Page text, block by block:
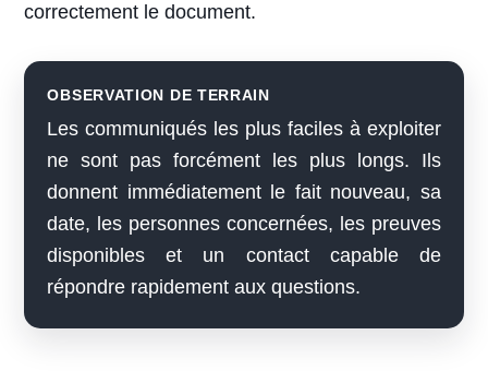
correctement le document.
OBSERVATION DE TERRAIN
Les communiqués les plus faciles à exploiter
ne sont pas forcément les plus longs. Ils
donnent immédiatement le fait nouveau, sa
date, les personnes concernées, les preuves
disponibles et un contact capable de
répondre rapidement aux questions.